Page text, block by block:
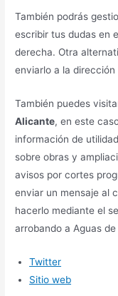
También podrás
escribir tus dudas en
derecha. Otra
enviarlo a la
También puedes
Alicante, en este
información de
sobre obras y
avisos por cortes
enviar un mensaje al
hacerlo mediante el
arrobando a Aguas
Twitter
Sitio web